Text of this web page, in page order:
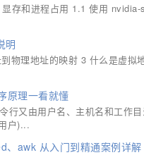
存和进程占用 1.1 使用
明
物理地址的映射 3 什么是虚
原理一看就懂
行又由用户名、主机名和工作
户)...
、awk 从入门到精通案例详解